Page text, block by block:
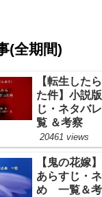
(全期間)
【転生した
た件】小説
じ・ネタバ
覧 ＆考察
20461 views
【鬼の花嫁
あらすじ・
め 一覧＆